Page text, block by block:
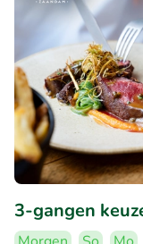
3-gangen